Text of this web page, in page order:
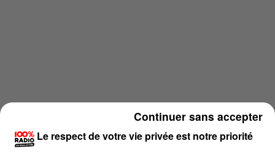
Le respect de votre vie privée est notre priorité
Continuer sans accepter